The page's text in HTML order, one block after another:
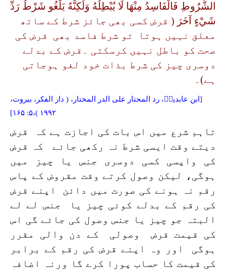
الشُّرُوطِ فَالْفَاسِدُ مِنْهَا لَا يُبْطِلُهُ وَلَكِنَّهُ يَلْغُو شَرْطُ رَدِّ
شَيْءٍ آخَرَ ( قرض کسی بھی جائز شرط کے ساتھ
معلق نہیں ہوتا تو شرط فاسد بھی قرض کی
صحت کو باطل نہیں کرسکتی ۔قرض کے بدلے
دوسری چیز کی شرط بذات خود لغو ہوجاتی
ہے)۔
[ابن عابدینؒ، رد المحتار على الدر المختار ، ( دار الفكر، بيروت،
۱۹۹۲ )،۵: ۱۶۵]
تاہم شرع میں اس بات کی اجازت ہے کہ قرض
دیتے وقت ایسی شرط نہ رکھی جائے کہ قرض
کی واپسی کسی دوسری جنس یا چیز میں
ہوگی،
لیکن وصول کرتے وقت مقروض کے پاس
رقم نہ ہونے کی صورت میں دائن اپنے قرض
کی رقم کے بدلے کوئی چیز یا جنس لے لے
البتہ جو چیز یا جنس وصول کی جائے گی اس
کی قیمت قرض وصولی کے دن والی مقرر
ہوگی اور وہ اپنے قرض کی رقم کے برابر
کی قیمت کا حساب پورا کرے گا ورنہ اضافہ